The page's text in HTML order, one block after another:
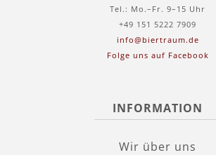
Tel.: Mo.–Fr. 9–15 Uhr
+49 151 5222 7909
info@biertraum.de
Folge uns auf Facebook
INFORMATION
Wir über uns